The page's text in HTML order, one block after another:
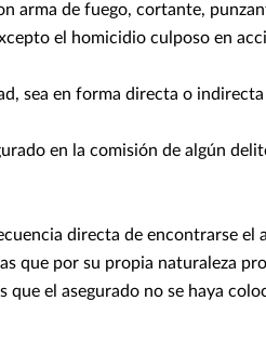
arma de fuego, cortante,
el homicidio culposo en
sea en forma directa o indirecta
en la comisión de algún
directa de encontrarse el
que por su propia naturaleza
que el asegurado no se haya